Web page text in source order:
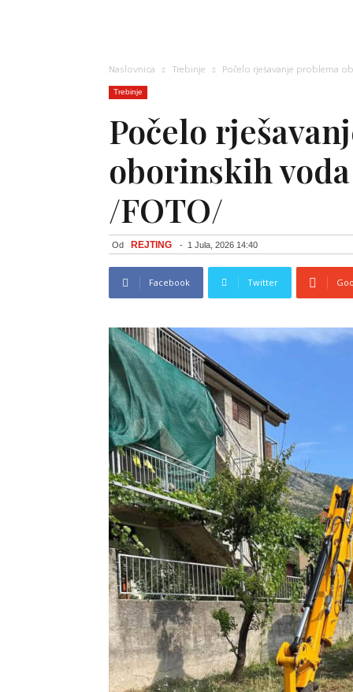
Naslovnica Trebinje Počelo rješavanje problema
Trebinje
Počelo
oborinskih
/FOTO/
Od REJTING - 1 Jula, 2026 14:40
Facebook Twitter